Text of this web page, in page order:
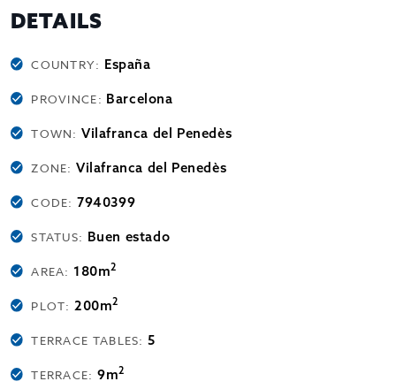
DETAILS
COUNTRY: España
PROVINCE: Barcelona
TOWN:Vilafranca del Penedès
ZONE:Vilafranca del Penedès
CODE:7940399
STATUS: Buen estado
AREA: 180m2
PLOT:200m2
TERRACE TABLES:5
TERRACE: 9m2